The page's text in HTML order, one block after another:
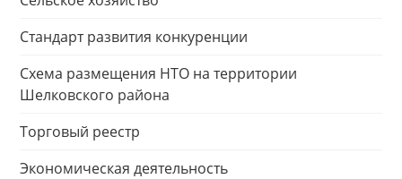
Стандарт развития конкуренции
Схема размещения НТО на территории
Шелковского района
Торговый реестр
Экономическая деятельность